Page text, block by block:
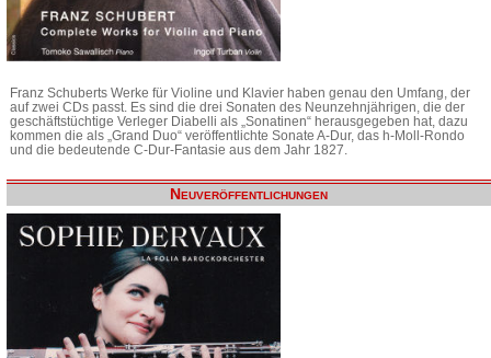
Franz Schuberts Werke für Violine und Klavier haben genau den Umfang, der
auf zwei CDs passt. Es sind die drei Sonaten des Neunzehnjährigen, die der
geschäftstüchtige Verleger Diabelli als „Sonatinen“ herausgegeben hat, dazu
kommen die als „Grand Duo“ veröffentlichte Sonate A-Dur, das h-Moll-Rondo
und die bedeutende C-Dur-Fantasie aus dem Jahr 1827.
Neuveröffentlichungen